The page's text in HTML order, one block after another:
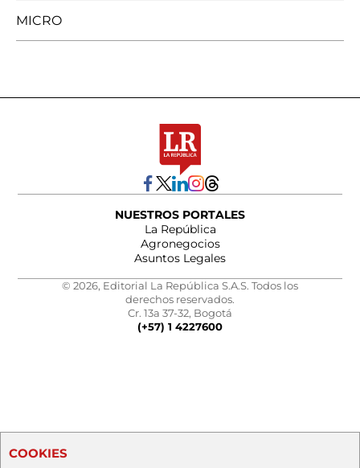
MICRO
NUESTROS PORTALES
La República
Agronegocios
Asuntos Legales
© 2026, Editorial La República S.A.S. Todos los
derechos reservados.
Cr. 13a 37-32, Bogotá
(+57) 1 4227600
COOKIES